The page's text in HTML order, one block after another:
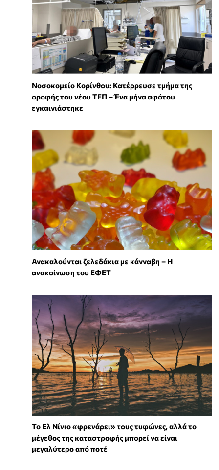
Νοσοκομείο Κορίνθου: Κατέρρευσε τμήμα της
οροφής του νέου ΤΕΠ – Ένα μήνα αφότου
εγκαινιάστηκε
Ανακαλούνται ζελεδάκια με κάνναβη – Η
ανακοίνωση του ΕΦΕΤ
Το Ελ Νίνιο «φρενάρει» τους τυφώνες, αλλά το
μέγεθος της καταστροφής μπορεί να είναι
μεγαλύτερο από ποτέ